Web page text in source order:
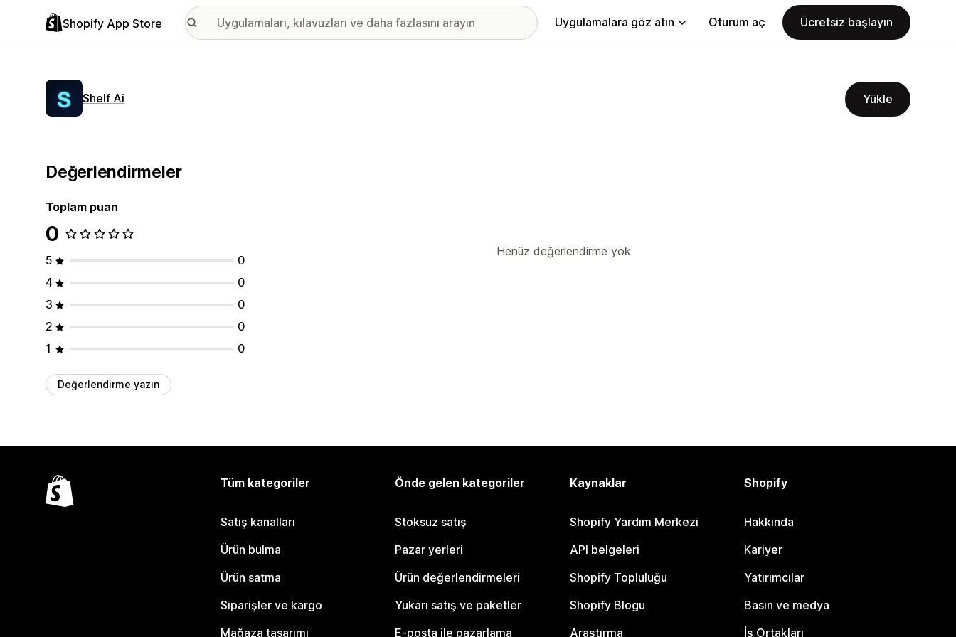
Shopify App Store Uygulamalara göz atın Oturum aç Ücretsiz başlayın
Shelf Ai Yükle
Değerlendirmeler
Toplam puan
0
5
0
4
0
3
0
2
0
1
0
Değerlendirme yazın
Henüz değerlendirme yok
Tüm kategoriler
Satış kanalları
Ürün bulma
Ürün satma
Siparişler ve kargo
Mağaza tasarımı
Önde gelen kategoriler
Stoksuz satış
Pazar yerleri
Ürün değerlendirmeleri
Yukarı satış ve paketler
E-posta ile pazarlama
Kaynaklar
Shopify Yardım Merkezi
API belgeleri
Shopify Topluluğu
Shopify Blogu
Araştırma
Shopify
Hakkında
Kariyer
Yatırımcılar
Basın ve medya
İş Ortakları